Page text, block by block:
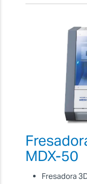
MDX-50
Fresadora